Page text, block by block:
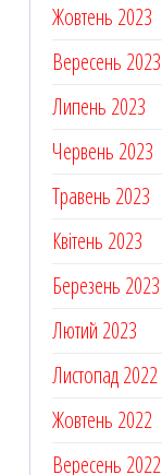
Наступний
Жовтень 2023
Вересень 2023
Липень 2023
Червень 2023
Травень 2023
Квітень 2023
Березень 2023
Лютий 2023
Листопад 2022
Жовтень 2022
Вересень 2022